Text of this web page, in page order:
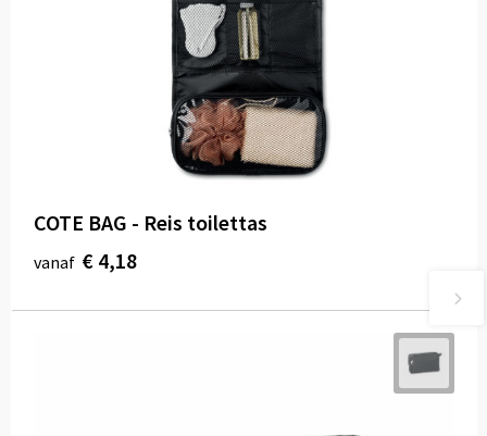
COTE BAG - Reis toilettas
vanaf € 4,18